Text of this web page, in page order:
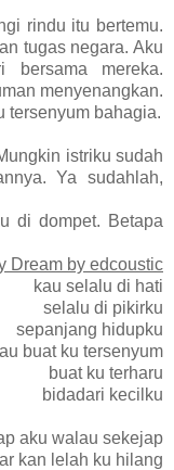
rindu itu bertemu.
tugas negara. Aku
bersama mereka.
menyenangkan.
tersenyum bahagia.
istriku sudah
Ya sudahlah,
di dompet. Betapa
Dream by edcoustic
kau selalu di hati
selalu di pikirku
sepanjang hidupku
buat ku tersenyum
buat ku terharu
bidadari kecilku
aku walau sekejap
kan lelah ku hilang